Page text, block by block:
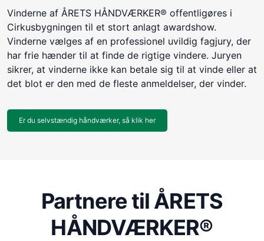
Vinderne af ÅRETS HÅNDVÆRKER® offentligøres i
Cirkusbygningen til et stort anlagt awardshow.
Vinderne vælges af en professionel uvildig fagjury, der
har frie hænder til at finde de rigtige vindere. Juryen
sikrer, at vinderne ikke kan betale sig til at vinde eller at
det blot er den med de fleste anmeldelser, der vinder.
Er du selvstændig håndværker, så klik her
Partnere til ÅRETS
HÅNDVÆRKER®